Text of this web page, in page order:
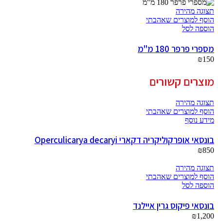
תצוגה מהירה
הוסף למוצרים שאהבתי
הוספה לסל
מספרי פרפר 180 מ"מ
₪150
מוצרים קשורים
תצוגה מהירה
הוסף למוצרים שאהבתי
מידע נוסף
בונסאי אופרקוליקריה דקארי Operculicarya decaryi
₪850
תצוגה מהירה
הוסף למוצרים שאהבתי
הוספה לסל
בונסאי פיקוס גרין איילנד
₪1,200